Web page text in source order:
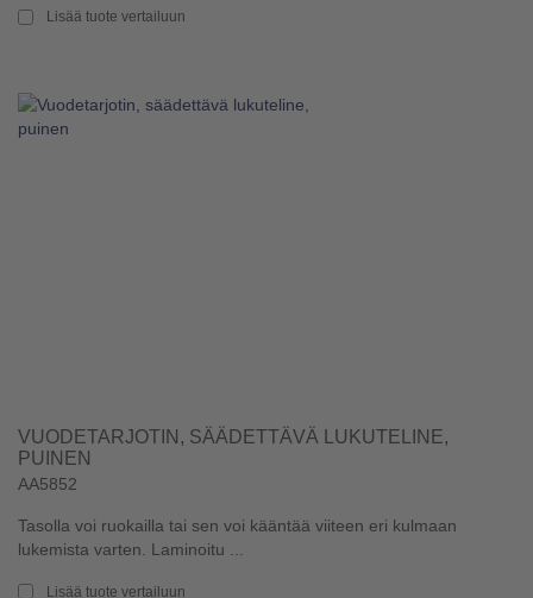
Lisää tuote vertailuun
VUODETARJOTIN, SÄÄDETTÄVÄ LUKUTELINE,
PUINEN
AA5852
Tasolla voi ruokailla tai sen voi kääntää viiteen eri kulmaan
lukemista varten. Laminoitu ...
Lisää tuote vertailuun